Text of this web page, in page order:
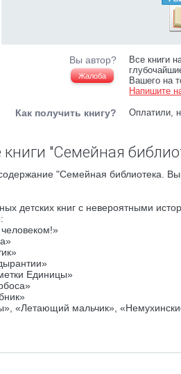
Вы автор?
Жалоба
Все книги
Вашего на
Напишите
Как получить книгу? Оплатили,
"Семейная
"Семейная библиотека.
детских книг с невероятными
Единицы»
«Летающий мальчик»,